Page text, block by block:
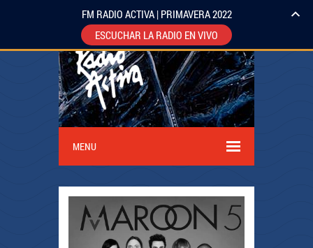
MENU
FM RADIO ACTIVA | PRIMAVERA 2022
ESCUCHAR LA RADIO EN VIVO